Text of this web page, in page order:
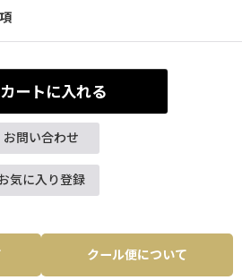
カートに入れる
お問い合わせ
気に入り登録
クール便について